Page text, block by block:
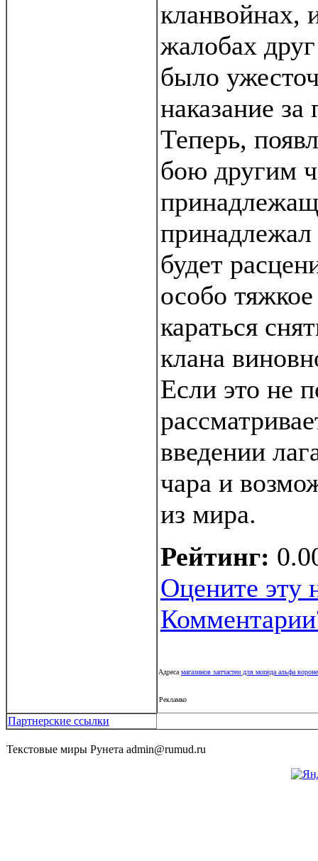
кланвойнах,
жалобах
было
наказание
Теперь,
бою другим
будет
особо
караться
клана
Если это не
введении
чара и
из мира.
Рейтинг:
Оцените эту
Адреса магазинов запчастеи для мопеда альфа
Рекламко
Партнерские ссылки
Текстовые миры Рунета admin@rumud.ru